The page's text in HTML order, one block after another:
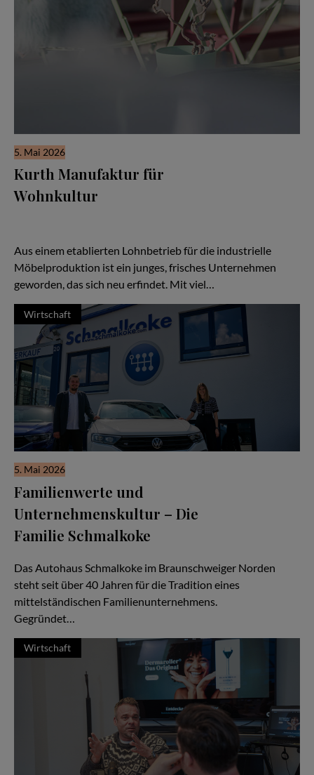
5. Mai 2026
Kurth Manufaktur für
Wohnkultur
Aus einem etablierten Lohnbetrieb für die industrielle
Möbelproduktion ist ein junges, frisches Unternehmen
geworden, das sich neu erfindet. Mit viel…
Wirtschaft
5. Mai 2026
Familienwerte und
Unternehmenskultur – Die
Familie Schmalkoke
Das Autohaus Schmalkoke im Braunschweiger Norden
steht seit über 40 Jahren für die Tradition eines
mittelständischen Familienunternehmens.
Gegründet…
Wirtschaft